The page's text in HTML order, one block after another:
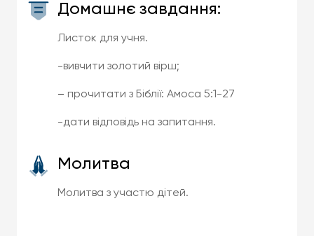
Домашнє завдання:
Листок для учня.
-вивчити золотий вірш;
– прочитати з Біблії: Амоса 5:1-27
-дати відповідь на запитання.
Молитва
Молитва з участю дітей.